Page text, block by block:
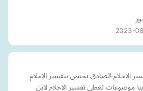
2023-
الاحلام الصادق يختص بتفسير الاحلام
موضوعات تغطي تفسير الاحلام لابن